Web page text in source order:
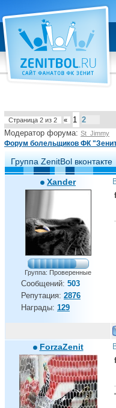
Страница 2 из 2 « 1 2
Модератор форума: St_Jimmy
Форум болельщиков ФК
Группа ZenitBol вконтакте
Xander
Группа: Проверенные
Сообщений: 503
Репутация: 2876
Награды: 129
ForzaZenit